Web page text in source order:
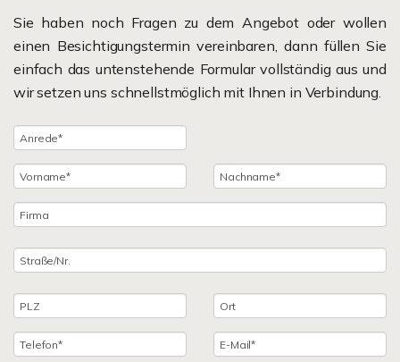
Sie haben noch Fragen zu dem Angebot oder wollen
einen Besichtigungstermin vereinbaren, dann füllen Sie
einfach das untenstehende Formular vollständig aus und
wir setzen uns schnellstmöglich mit Ihnen in Verbindung.